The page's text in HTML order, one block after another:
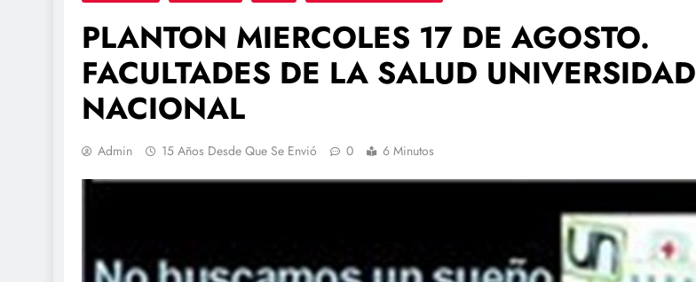
PLANTON MIERCOLES 17 DE AGOSTO.
FACULTADES DE LA SALUD UNIVERSIDAD
NACIONAL
Admin 15 Años Desde Que Se Envió 0 6 Minutos